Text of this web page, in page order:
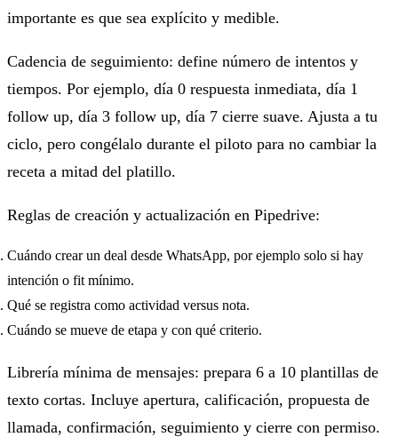
importante es que sea explícito y medible.
Cadencia de seguimiento: define número de intentos y
tiempos. Por ejemplo, día 0 respuesta inmediata, día 1
follow up, día 3 follow up, día 7 cierre suave. Ajusta a tu
ciclo, pero congélalo durante el piloto para no cambiar la
receta a mitad del platillo.
Reglas de creación y actualización en Pipedrive:
Cuándo crear un deal desde WhatsApp, por ejemplo solo si hay
intención o fit mínimo.
Qué se registra como actividad versus nota.
Cuándo se mueve de etapa y con qué criterio.
Librería mínima de mensajes: prepara 6 a 10 plantillas de
texto cortas. Incluye apertura, calificación, propuesta de
llamada, confirmación, seguimiento y cierre con permiso.